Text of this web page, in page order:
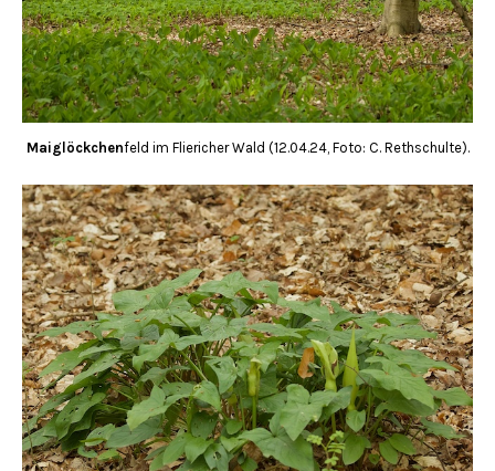
Maiglöckchenfeld im Fliericher Wald (12.04.24, Foto: C. Rethschulte).